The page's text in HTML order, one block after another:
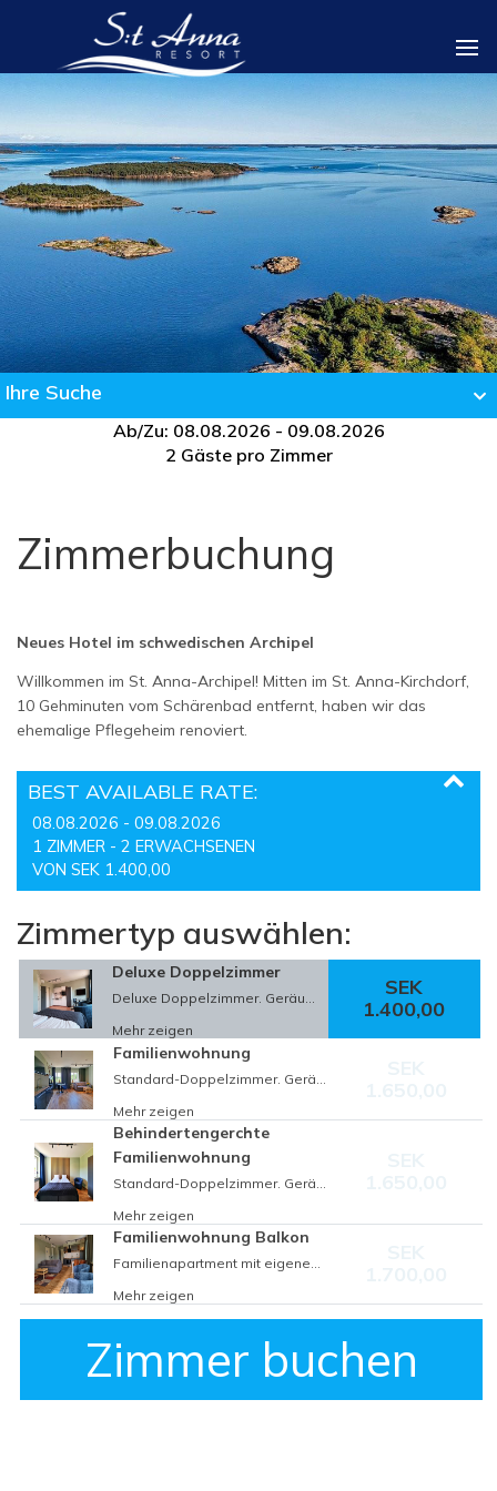
Ihre Suche
Ab/Zu: 08.08.2026 - 09.08.2026
2 Gäste pro Zimmer
Zimmerbuchung
Neues Hotel im schwedischen Archipel
Willkommen im St. Anna-Archipel! Mitten im St. Anna-Kirchdorf,
10 Gehminuten vom Schärenbad entfernt, haben wir das
ehemalige Pflegeheim renoviert.
BEST AVAILABLE RATE:
08.08.2026 - 09.08.2026
1 ZIMMER - 2 ERWACHSENEN
VON SEK 1.400,00
Zimmertyp auswählen:
Deluxe Doppelzimmer
Deluxe Doppelzimmer. Geräumige Ferienwohnung mit Doppelbett, Küche und Essbereich. Voll ausgestattete Küche mit Herd, Backofen, Kühl-/Gefrierfach, Geschirrspüler und Küchenutensilien. Komplett gefliestes Badezimmer mit Fußbodenheizung, WC, Dusche und Hygieneartikeln. Zimmerkühlschrank, Smart-TV, WLAN. Jeden Morgen wird Ihnen ein leckeres kontinentales Frühstück auf Ihr Zimmer gebracht.
Mehr zeigen
SEK
1.400,00
Familienwohnung
Standard-Doppelzimmer. Geräumige Ferienwohnung mit Doppelbett, Küche und Essbereich. Voll ausgestattete Küche mit Herd, Backofen, Kühl-/Gefrierfach, Geschirrspüler und Küchenutensilien. Komplett gefliestes Badezimmer mit Fußbodenheizung, WC, Dusche und Hygieneartikeln. Zimmerkühlschrank, Smart-TV, WLAN. Jeden Morgen wird Ihnen ein leckeres kontinentales Frühstück auf Ihr Zimmer gebracht.
Mehr zeigen
Behindertengerchte
Familienwohnung
Standard-Doppelzimmer. Geräumige Ferienwohnung mit Doppelbett, Küche und Essbereich. Voll ausgestattete Küche mit Herd, Backofen, Kühl-/Gefrierfach, Geschirrspüler und Küchenutensilien. Komplett gefliestes Badezimmer mit Fußbodenheizung, WC, Dusche und Hygieneartikeln. Zimmerkühlschrank, Smart-TV, WLAN. Jeden Morgen wird Ihnen ein leckeres kontinentales Frühstück auf Ihr Zimmer gebracht.
Mehr zeigen
Familienwohnung Balkon
Familienapartment mit eigenem Balkon. Familienzimmer mit Platz für 4 Personen. Geräumige Ferienwohnung mit Doppelbett, Schlafsofa, Küche und Essbereich. Voll ausgestattete Küche mit Herd, Backofen, Kühl-/Gefrierfach, Geschirrspüler und Küchenutensilien. Komplett gefliestes Badezimmer mit Fußbodenheizung, WC, Dusche und Hygieneartikeln. Zimmerkühlschrank, Smart-TV, WLAN. Jeden Morgen wird Ihnen ein leckeres kontinentales Frühstück auf Ihr Zimmer gebracht.
Mehr zeigen
Zimmer buchen